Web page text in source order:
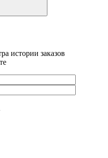
истории заказов